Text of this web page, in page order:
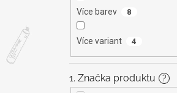
Více barev 8
Více variant 4
1. Značka produktu ?